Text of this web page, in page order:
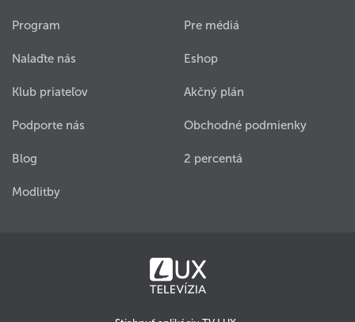
Program
Nalaďte nás
Klub priateľov
Podporte nás
Blog
Modlitby
Pre médiá
Eshop
Akčný plán
Obchodné podmienky
2 percentá